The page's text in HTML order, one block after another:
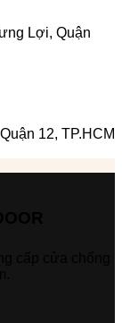
Lợi, Quận
12, TP.HCM